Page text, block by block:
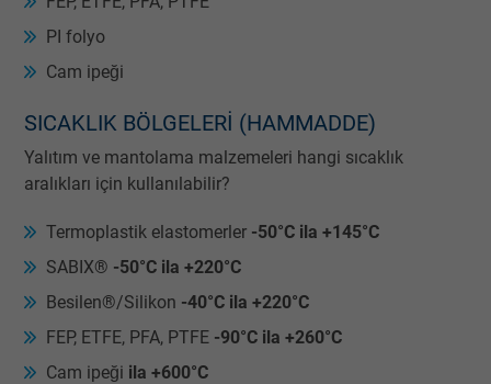
PI folyo
Cam ipeği
SICAKLIK BÖLGELERI (HAMMADDE)
Yalıtım ve mantolama malzemeleri hangi sıcaklık
aralıkları için kullanılabilir?
Termoplastik elastomerler -50°C ila +145°C
SABIX® -50°C ila +220°C
Besilen®/Silikon -40°C ila +220°C
FEP, ETFE, PFA, PTFE -90°C ila +260°C
Cam ipeği ila +600°C